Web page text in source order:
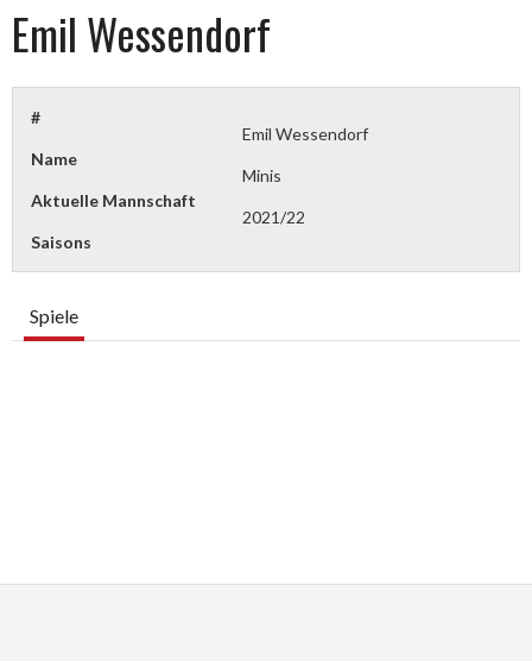
Emil Wessendorf
#
Name
Emil Wessendorf
Aktuelle Mannschaft
Minis
Saisons
2021/22
Spiele